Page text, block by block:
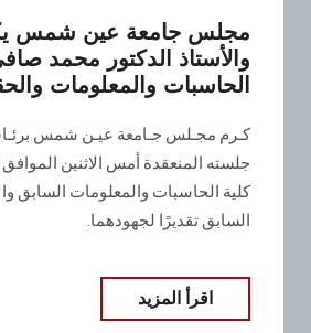
مجلس جامعة عين شمس
والأستاذ الدكتور محمد
الحاسبات والمعلومات
كـرم مجـلس جـامعة عيـن شمس
كلية الحاسبات والمعلومات السابق
السابق تقديرًا لجهودهما.
اقرأ المزيد